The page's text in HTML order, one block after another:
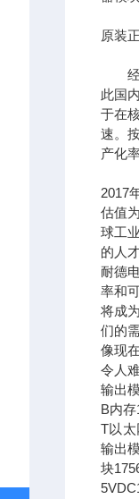
原装
经过
此国
于在
速。
产化
2017
估值
球工
的人
耐德
率和
将成
们的
像现
令人
输出
B内
T以太
输出
块